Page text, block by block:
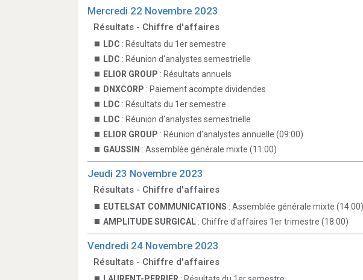
Mercredi 22 Novembre 2023
Résultats - Chiffre d'affaires
LDC : Résultats du 1er semestre
LDC : Réunion d'analystes semestrielle
ELIOR GROUP : Résultats annuels
DNXCORP : Paiement acompte dividendes
LDC : Résultats du 1er semestre
LDC : Réunion d'analystes semestrielle
ELIOR GROUP : Réunion d'analystes annuelle (09:00)
GAUSSIN : Assemblée générale mixte (11:00)
Jeudi 23 Novembre 2023
Résultats - Chiffre d'affaires
EUTELSAT COMMUNICATIONS : Assemblée générale mixte (14:00)
AMPLITUDE SURGICAL : Chiffre d'affaires 1er trimestre (18:00)
Vendredi 24 Novembre 2023
Résultats - Chiffre d'affaires